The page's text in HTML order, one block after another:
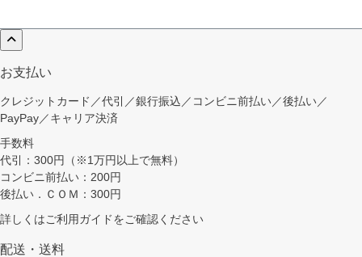
お支払い
クレジットカード／代引／銀行振込／コンビニ前払い／後払い／
PayPay／キャリア決済
手数料
代引：300円（※1万円以上で無料）
コンビニ前払い：200円
後払い．ＣＯＭ：300円
詳しくはご利用ガイドをご確認ください
配送・送料